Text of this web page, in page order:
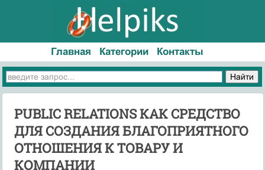
Главная Категории Контакты
PUBLIC RELATIONS КАК СРЕДСТВО
ДЛЯ СОЗДАНИЯ БЛАГОПРИЯТНОГО
ОТНОШЕНИЯ К ТОВАРУ И
КОМПАНИИ